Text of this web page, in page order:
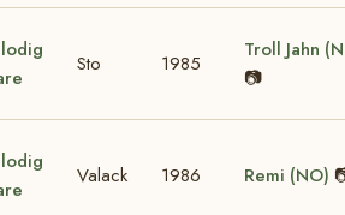
Sto 1985
Troll Jahn
📷
Valack 1986 Remi (NO)